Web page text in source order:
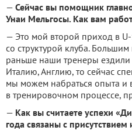
— Сейчас вы помощник
Унаи Мельгосы. Как вам
— Это мой второй приход в
со структурой клуба.
раньше наши тренеры
Италию, Англию, то сейчас
мы можем набраться опыта и
в тренировочном процессе,
— Как вы считаете успехи
года связаны с присутствием